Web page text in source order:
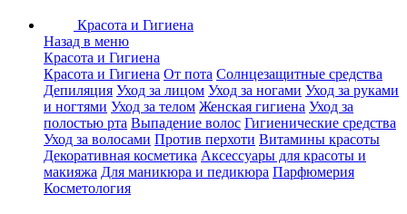
Красота и Гигиена
Назад в меню
Красота и Гигиена
Красота и Гигиена От пота Солнцезащитные средства
Депиляция Уход за лицом Уход за ногами Уход за руками
и ногтями Уход за телом Женская гигиена Уход за
полостью рта Выпадение волос Гигиенические средства
Уход за волосами Против перхоти Витамины красоты
Декоративная косметика Аксессуары для красоты и
макияжа Для маникюра и педикюра Парфюмерия
Косметология